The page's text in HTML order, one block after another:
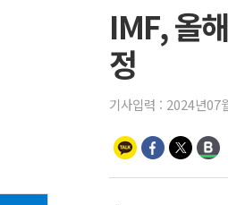
IMF, 올
정
기사입력 : 2024년07